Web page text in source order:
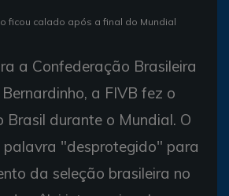
ficou calado após a final do Mundial
a Confederação Brasileira
a FIVB fez o
Brasil durante o Mundial. O
palavra "desprotegido" para
da seleção brasileira no